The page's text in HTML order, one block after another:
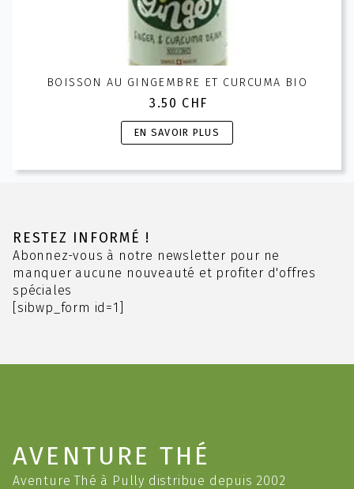
BOISSON AU GINGEMBRE ET CURCUMA BIO
3.50 CHF
EN SAVOIR PLUS
Ce
produit
options
peuvent
être
sur
RESTEZ INFORMÉ !
Abonnez-vous à notre newsletter pour ne
manquer aucune nouveauté et profiter d'offres
spéciales
[sibwp_form id=1]
AVENTURE THÉ
Aventure Thé à Pully distribue depuis 2002